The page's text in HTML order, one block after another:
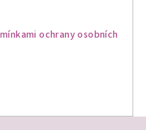
ochrany osobních